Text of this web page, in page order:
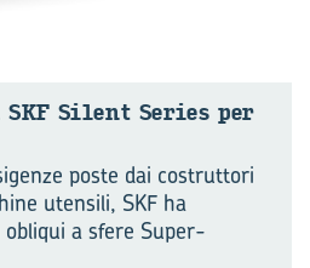
Si­lent Se­ries per
poste dai costruttori
utensili, SKF ha
a sfere Super-